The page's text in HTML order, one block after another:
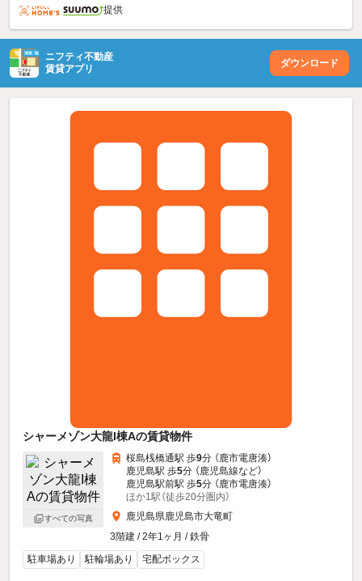
提供
ニフティ不動産
賃貸アプリ
ダウンロード
シャーメゾン大龍I棟Aの賃貸物件
すべての写真
桜島桟橋通駅 歩9分 （鹿市電唐湊）
鹿児島駅 歩5分 （鹿児島線など）
鹿児島駅前駅 歩5分 （鹿市電唐湊）
ほか1駅（徒歩20分圏内）
鹿児島県鹿児島市大竜町
3階建 / 2年1ヶ月 / 鉄骨
駐車場あり
駐輪場あり 宅配ボックス